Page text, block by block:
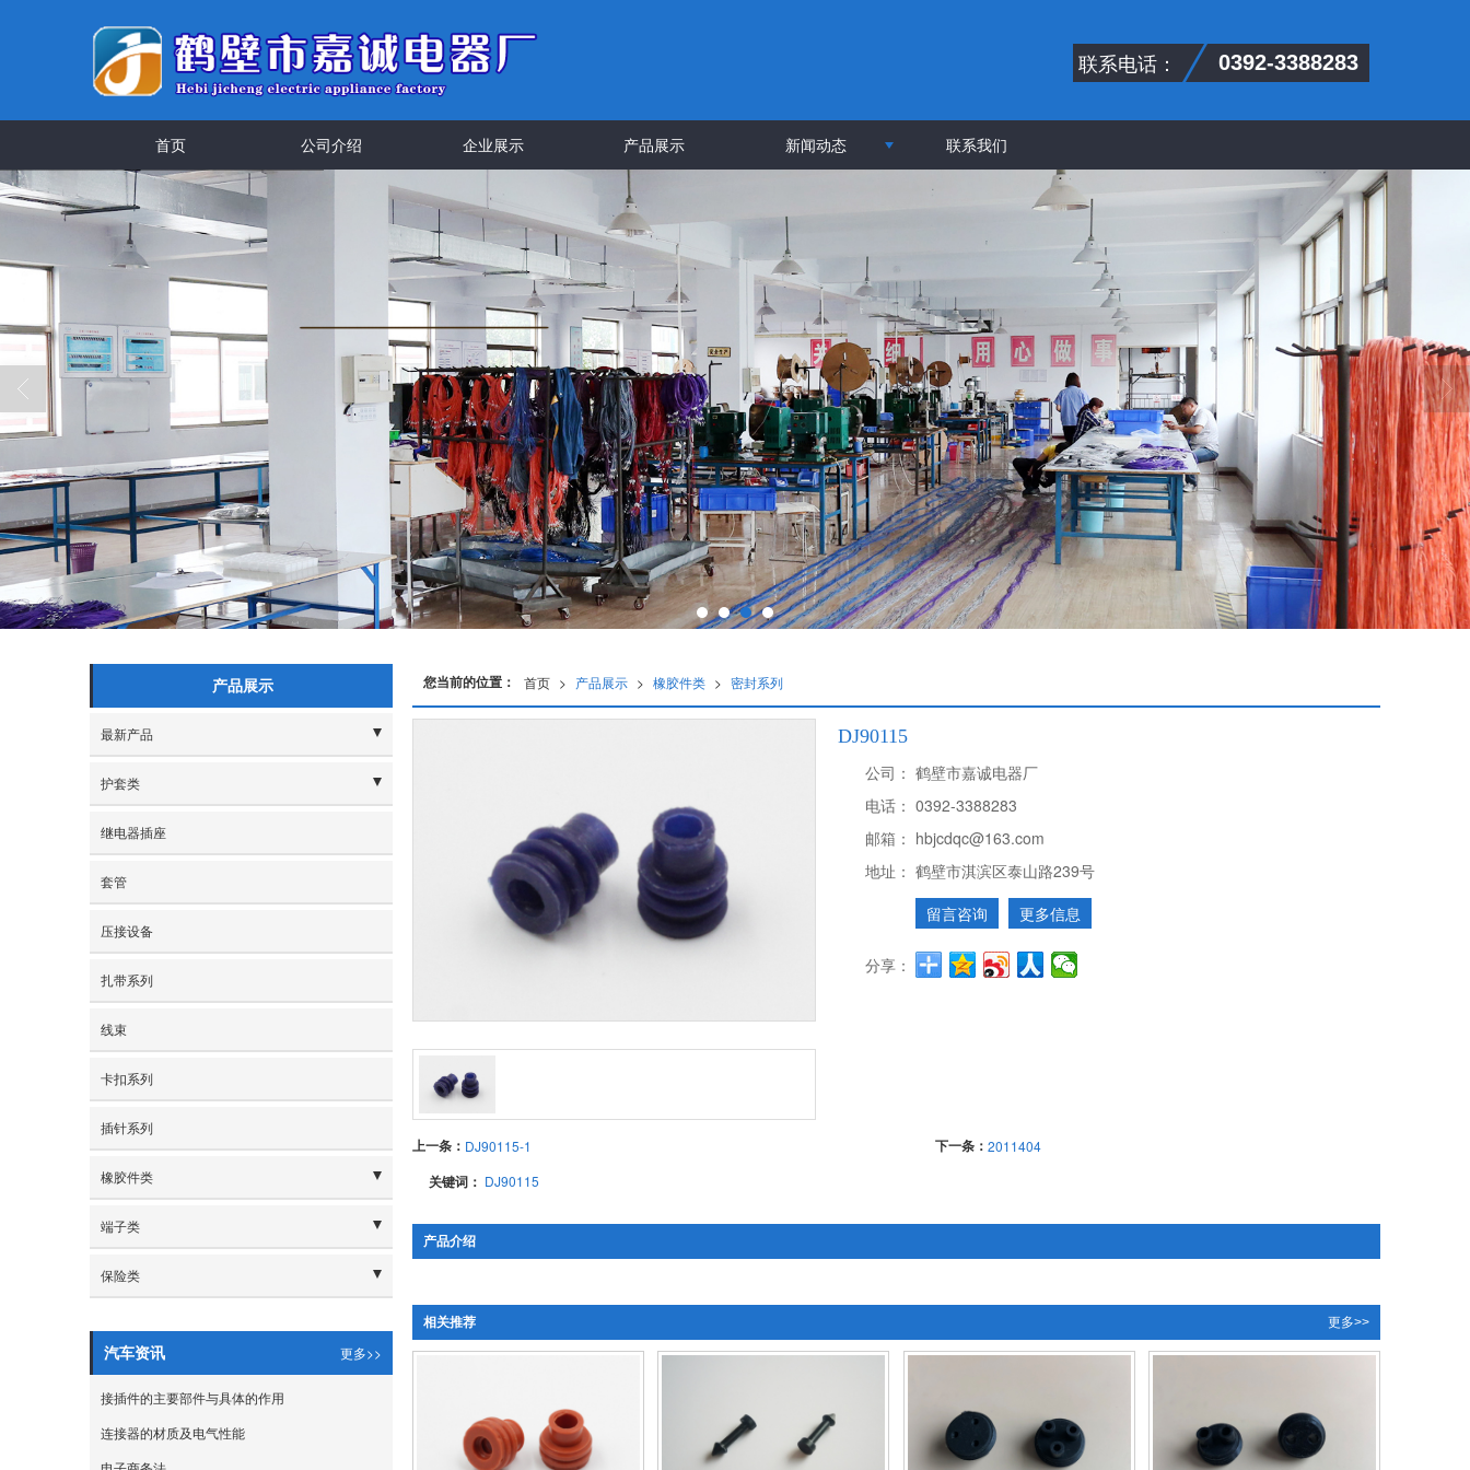
联系电话： 0392-3388283
首页 公司介绍 企业展示 产品展示 新闻动态 联系我们
您当前的位置： 首页 > 产品展示 > 橡胶件类 > 密封系列
DJ90115
公司： 鹤壁市嘉诚电器厂
电话： 0392-3388283
邮箱： hbjcdqc@163.com
地址： 鹤壁市淇滨区泰山路239号
留言咨询
更多信息
分享：
上一条： DJ90115-1 下一条： 2011404
关键词： DJ90115
产品介绍
相关推荐 更多>>
产品展示
最新产品
- 插针系列
- 端子系列
- 卡扣盲棒系列
- 护套系列
- 继电器系列
护套类
- 1.2规格
- 1.8规格
- 2.0规格
- 2.2规格
- 2.3规格
- 2.5规格
- 3.5规格
- 4.8规格
- 6.0规格
- 6.3规格
继电器插座
套管
压接设备
扎带系列
线束
卡扣系列
插针系列
橡胶件类
- 橡胶护套
端子类
- 1.0-1.6规格
- 2.0规格
- 2.2规格
- 2.3规格
保险类
- 保险盒系列 更多>>
汽车资讯
接插件的主要部件与具体的作用
连接器的材质及电气性能